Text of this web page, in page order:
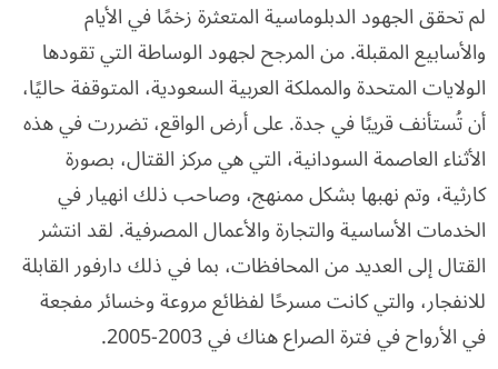
لم تحقق الجهود الدبلوماسية المتعثرة زخمًا في الأيام
والأسابيع المقبلة. من المرجح لجهود الوساطة التي تقودها
الولايات المتحدة والمملكة العربية السعودية، المتوقفة حاليًا،
أن تُستأنف قريبًا في جدة. على أرض الواقع، تضررت في هذه
الأثناء العاصمة السودانية، التي هي مركز القتال، بصورة
كارثية، وتم نهبها بشكل ممنهج، وصاحب ذلك انهيار في
الخدمات الأساسية والتجارة والأعمال المصرفية. لقد انتشر
القتال إلى العديد من المحافظات، بما في ذلك دارفور القابلة
للانفجار، والتي كانت مسرحًا لفظائع مروعة وخسائر مفجعة
في الأرواح في فترة الصراع هناك في 2003-2005.